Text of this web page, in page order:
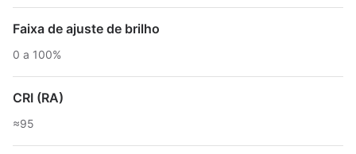
Faixa de ajuste de brilho
0 a 100%
CRI (RA)
≈95